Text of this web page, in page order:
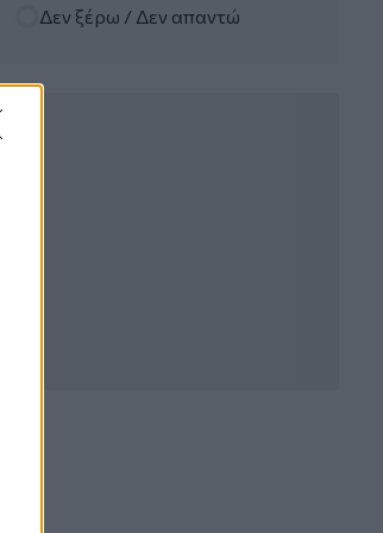
Ε.Ε και παράνομη μετανάστευση:
05.08.2026 - 12:11
Αντώνης Βουκλαρής - «ΕΡΡΙΚΟΣ
Δεν ξέρω / Δεν απαντώ